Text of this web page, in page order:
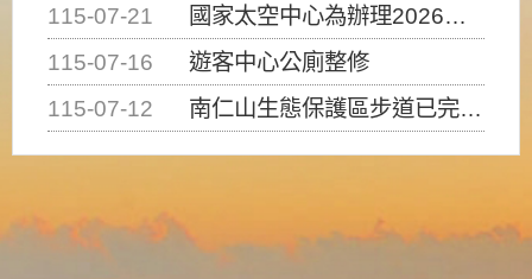
115-07-21
國家太空中心為辦理2026台灣盃火箭競賽，陸、海、空域警戒及協調相關事宜，因颱風備案事宜
115-07-16
遊客中心公廁整修
115-07-12
南仁山生態保護區步道已完成修復，自115年7月13日（星期一）起恢復開放入園，歡迎民眾依規定申請入園....